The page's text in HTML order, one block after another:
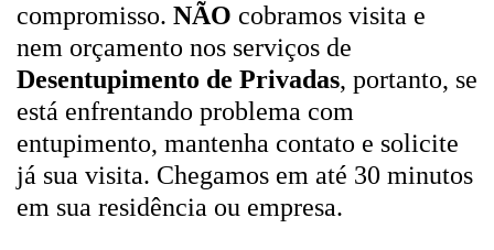
compromisso. NÃO cobramos visita e
nem orçamento nos serviços de
Desentupimento de Privadas, portanto, se
está enfrentando problema com
entupimento, mantenha contato e solicite
já sua visita. Chegamos em até 30 minutos
em sua residência ou empresa.